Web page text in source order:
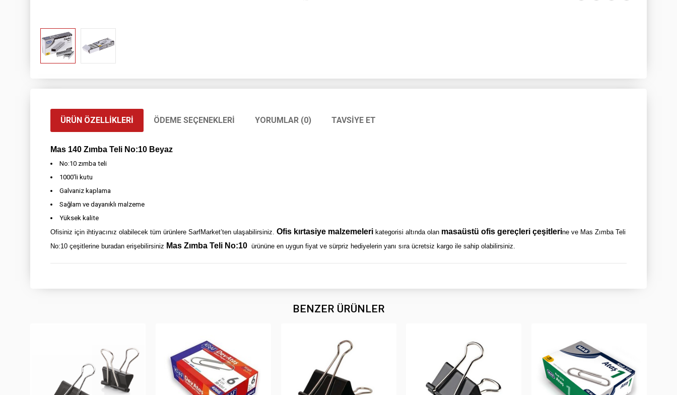
ÜRÜN ÖZELLIKLERI ÖDEME SEÇENEKLERI YORUMLAR (0) TAVSIYE ET
Mas 140 Zımba Teli No:10 Beyaz
No:10 zımba teli
1000'li kutu
Galvaniz kaplama
Sağlam ve dayanıklı malzeme
Yüksek kalite
Ofisiniz için ihtiyacınız olabilecek tüm ürünlere SarfMarket’ten ulaşabilirsiniz. Ofis kırtasiye malzemeleri kategorisi altında olan masaüstü ofis gereçleri çeşitlerine ve Mas Zımba Teli
No:10 çeşitlerine buradan erişebilirsiniz Mas Zımba Teli No:10 ürününe en uygun fiyat ve sürpriz hediyelerin yanı sıra ücretsiz kargo ile sahip olabilirsiniz.
BENZER ÜRÜNLER